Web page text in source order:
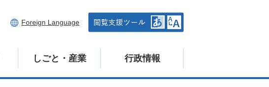
Foreign Language
しごと・産業 行政情報